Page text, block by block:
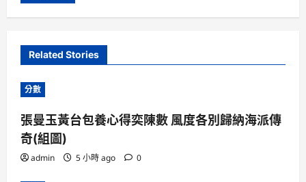
Related Stories
分數
張曼玉黃台包養心得奕陳數 風度各別歸納海派傳
奇(組圖)
admin 5 小時 ago 0